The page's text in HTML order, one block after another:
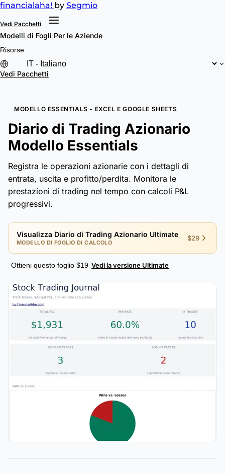
financialaha! by Segmio
Vedi Pacchetti
Modelli di Fogli Per le Aziende
Risorse
Vedi Pacchetti
MODELLO ESSENTIALS - EXCEL E GOOGLE SHEETS
Diario di Trading Azionario
Modello Essentials
Registra le operazioni azionarie con i dettagli di
entrata, uscita e profitto/perdita. Monitora le
prestazioni di trading nel tempo con calcoli P&L
progressivi.
Visualizza Diario di Trading Azionario Ultimate
MODELLO DI FOGLIO DI CALCOLO
$29
Ottieni questo foglio $19 Vedi la versione Ultimate